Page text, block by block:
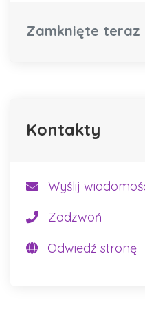
Zamknięte teraz
Kontakty
Wyślij
Zadzwoń
Odwiedź stronę